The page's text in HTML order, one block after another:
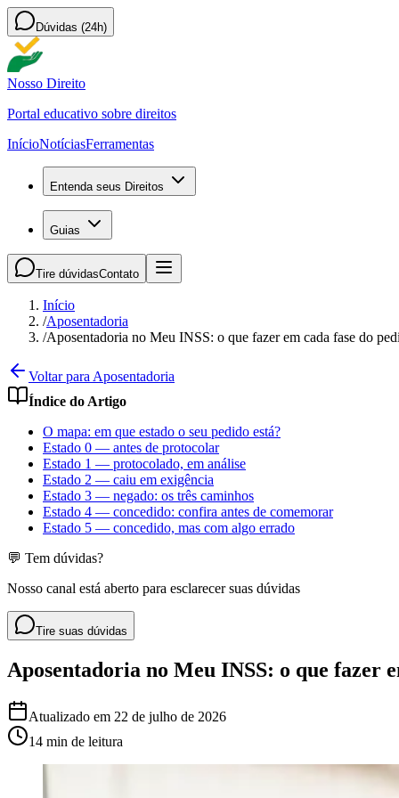
Dúvidas (24h)
Nosso Direito
Portal educativo sobre direitos
InícioNotíciasFerramentas
Entenda seus Direitos
Guias
Tire dúvidasContato
Início
/Aposentadoria
/Aposentadoria no Meu INSS: o que fazer em cada fase do
Voltar para Aposentadoria
Índice do Artigo
O mapa: em que estado o seu pedido está?
Estado 0 — antes de protocolar
Estado 1 — protocolado, em análise
Estado 2 — caiu em exigência
Estado 3 — negado: os três caminhos
Estado 4 — concedido: confira antes de comemorar
Estado 5 — concedido, mas com algo errado
💬 Tem dúvidas?
Nosso canal está aberto para esclarecer suas dúvidas
Tire suas dúvidas
Aposentadoria no Meu INSS: o que fazer
Atualizado em 22 de julho de 2026
14 min de leitura